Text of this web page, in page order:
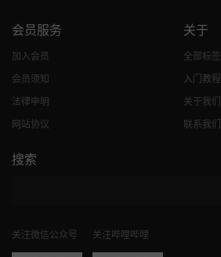
会员服务
加入会员
会员须知
法律申明
网站协议
关于
全部标签
入门教程
关于我们
联系我们
搜索
关注微信公众号 关注哔哩哔哩